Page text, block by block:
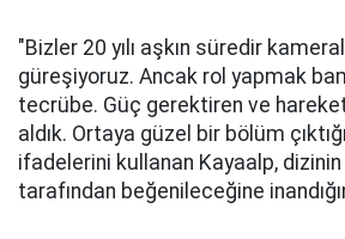
"Bizler 20 yılı aşkın süredir
güreşiyoruz. Ancak rol yapmak
tecrübe. Güç gerektiren ve
aldık. Ortaya güzel bir bölüm
ifadelerini kullanan Kayaalp,
tarafından beğenileceğine